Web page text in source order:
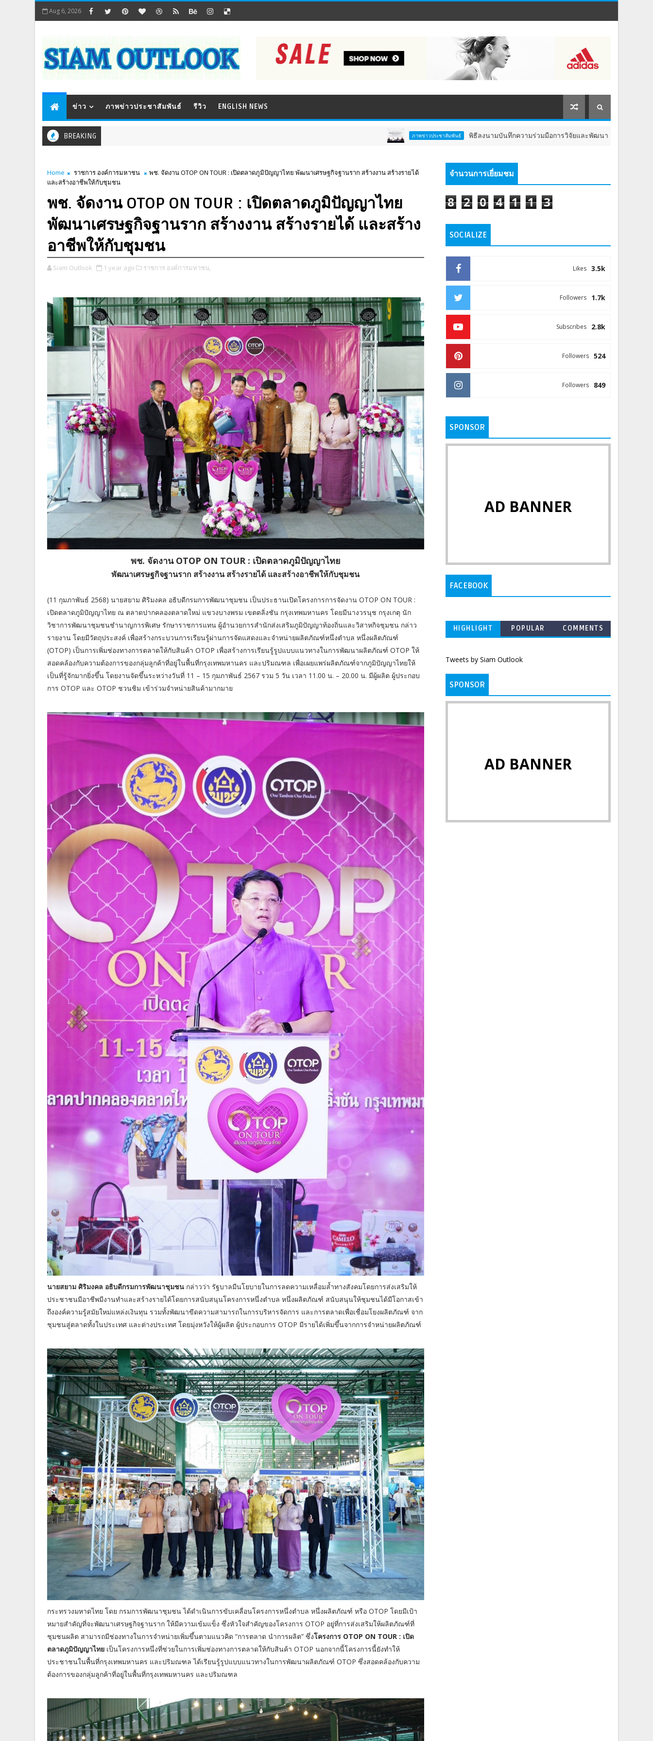
Aug 6, 2026
ข่าว ภาพข่าวประชาสัมพันธ์ รีวิว ENGLISH NEWS
BREAKING ภาพข่าวประชาสัมพันธ์ พิธีลงนามบันทึกความร่วมมือการวิจัยและพัฒนา เพื่อยกระดับ Aesthetic
Home ราชการ องค์การมหาชน
พช. จัดงาน OTOP ON TOUR : เปิดตลาดภูมิปัญญาไทย พัฒนาเศรษฐกิจฐานราก สร้างงาน สร้างรายได้
และสร้างอาชีพให้กับชุมชน
พช. จัดงาน OTOP ON TOUR : เปิดตลาดภูมิปัญญาไทย
พัฒนาเศรษฐกิจฐานราก สร้างงาน สร้างรายได้ และสร้าง
อาชีพให้กับชุมชน
Siam Outlook 1 year ago ราชการ องค์การมหาชน,
พช. จัดงาน OTOP ON TOUR : เปิดตลาดภูมิปัญญาไทย
พัฒนาเศรษฐกิจฐานราก สร้างงาน สร้างรายได้ และสร้างอาชีพให้กับชุมชน
(11 กุมภาพันธ์ 2568) นายสยาม ศิริมงคล อธิบดีกรมการพัฒนาชุมชน เป็นประธานเปิดโครงการการจัดงาน OTOP ON TOUR :
เปิดตลาดภูมิปัญญาไทย ณ ตลาดปากคลองตลาดใหม่ แขวงบางพรม เขตตลิ่งชัน กรุงเทพมหานคร โดยมีนางวรนุช กรุงเกตุ นัก
วิชาการพัฒนาชุมชนชำนาญการพิเศษ รักษาราชการแทน ผู้อำนวยการสำนักส่งเสริมภูมิปัญญาท้องถิ่นและวิสาหกิจชุมชน กล่าว
รายงาน โดยมีวัตถุประสงค์ เพื่อสร้างกระบวนการเรียนรู้ผ่านการจัดแสดงและจำหน่ายผลิตภัณฑ์หนึ่งตำบล หนึ่งผลิตภัณฑ์
(OTOP) เป็นการเพิ่มช่องทางการตลาดให้กับสินค้า OTOP เพื่อสร้างการเรียนรู้รูปแบบแนวทางในการพัฒนาผลิตภัณฑ์ OTOP ให้
สอดคล้องกับความต้องการของกลุ่มลูกค้าที่อยู่ในพื้นที่กรุงเทพมหานคร และปริมณฑล เพื่อเผยแพร่ผลิตภัณฑ์จากภูมิปัญญาไทยให้
เป็นที่รู้จักมากยิ่งขึ้น โดยงานจัดขึ้นระหว่างวันที่ 11 – 15 กุมภาพันธ์ 2567 รวม 5 วัน เวลา 11.00 น. – 20.00 น. มีผู้ผลิต ผู้ประกอบ
การ OTOP และ OTOP ชวนชิม เข้าร่วมจำหน่ายสินค้ามากมาย
นายสยาม ศิริมงคล อธิบดีกรมการพัฒนาชุมชน กล่าวว่า รัฐบาลมีนโยบายในการลดความเหลื่อมล้ำทางสังคมโดยการส่งเสริมให้
ประชาชนมีอาชีพมีงานทำและสร้างรายได้โดยการสนับสนุนโครงการหนึ่งตำบล หนึ่งผลิตภัณฑ์ สนับสนุนให้ชุมชนได้มีโอกาสเข้า
ถึงองค์ความรู้สมัยใหม่แหล่งเงินทุน รวมทั้งพัฒนาขีดความสามารถในการบริหารจัดการ และการตลาดเพื่อเชื่อมโยงผลิตภัณฑ์ จาก
ชุมชนสู่ตลาดทั้งในประเทศ และต่างประเทศ โดยมุ่งหวังให้ผู้ผลิต ผู้ประกอบการ OTOP มีรายได้เพิ่มขึ้นจากการจำหน่ายผลิตภัณฑ์
กระทรวงมหาดไทย โดย กรมการพัฒนาชุมชน ได้ดำเนินการขับเคลื่อนโครงการหนึ่งตำบล หนึ่งผลิตภัณฑ์ หรือ OTOP โดยมีเป้า
หมายสำคัญที่จะพัฒนาเศรษฐกิจฐานราก ให้มีความเข้มแข็ง ซึ่งหัวใจสำคัญของโครงการ OTOP อยู่ที่การส่งเสริมให้ผลิตภัณฑ์ที่
ชุมชนผลิต สามารถมีช่องทางในการจำหน่ายเพิ่มขึ้นตามแนวคิด “การตลาด นำการผลิต” ซึ่งโครงการ OTOP ON TOUR : เปิด
ตลาดภูมิปัญญาไทย เป็นโครงการหนึ่งที่ช่วยในการเพิ่มช่องทางการตลาดให้กับสินค้า OTOP นอกจากนี้โครงการนี้ยังทำให้
ประชาชนในพื้นที่กรุงเทพมหานคร และปริมณฑล ได้เรียนรู้รูปแบบแนวทางในการพัฒนาผลิตภัณฑ์ OTOP ซึ่งสอดคล้องกับความ
ต้องการของกลุ่มลูกค้าที่อยู่ในพื้นที่กรุงเทพมหานคร และปริมณฑล
จำนวนการเยี่ยมชม
8 2 0 4 1 1 3
SOCIALIZE
3.5k
Likes
1.7k
Followers
2.8k
Subscribes
524
Followers
849
Followers
SPONSOR
AD BANNER
FACEBOOK
HIGHLIGHT POPULAR COMMENTS
Tweets by Siam Outlook
SPONSOR
AD BANNER